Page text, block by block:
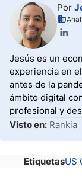
Por
Jesús es un
experiencia en
antes de la
ámbito digital
profesional y
Visto en: Rankia
EtiquetasUS